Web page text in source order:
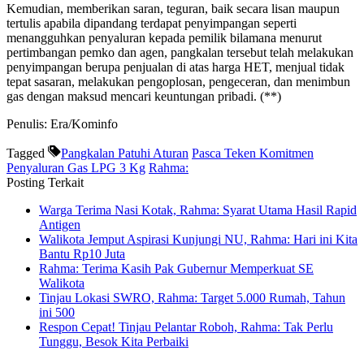
Kemudian, memberikan saran, teguran, baik secara lisan maupun
tertulis apabila dipandang terdapat penyimpangan seperti
menangguhkan penyaluran kepada pemilik bilamana menurut
pertimbangan pemko dan agen, pangkalan tersebut telah melakukan
penyimpangan berupa penjualan di atas harga HET, menjual tidak
tepat sasaran, melakukan pengoplosan, pengeceran, dan menimbun
gas dengan maksud mencari keuntungan pribadi. (**)
Penulis: Era/Kominfo
Tagged Pangkalan Patuhi Aturan Pasca Teken Komitmen
Penyaluran Gas LPG 3 Kg Rahma:
Posting Terkait
Warga Terima Nasi Kotak, Rahma: Syarat Utama Hasil Rapid
Antigen
Walikota Jemput Aspirasi Kunjungi NU, Rahma: Hari ini Kita
Bantu Rp10 Juta
Rahma: Terima Kasih Pak Gubernur Memperkuat SE
Walikota
Tinjau Lokasi SWRO, Rahma: Target 5.000 Rumah, Tahun
ini 500
Respon Cepat! Tinjau Pelantar Roboh, Rahma: Tak Perlu
Tunggu, Besok Kita Perbaiki